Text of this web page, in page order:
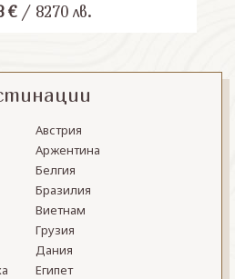
€/ 8270 лв.
Австрия
Аржентина
Белгия
Бразилия
Виетнам
Грузия
Дания
Египет